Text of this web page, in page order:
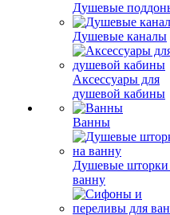
Душевые
Душевые каналы
Аксессуары для
душевой кабины
Ванны
Душевые шторки
ванну